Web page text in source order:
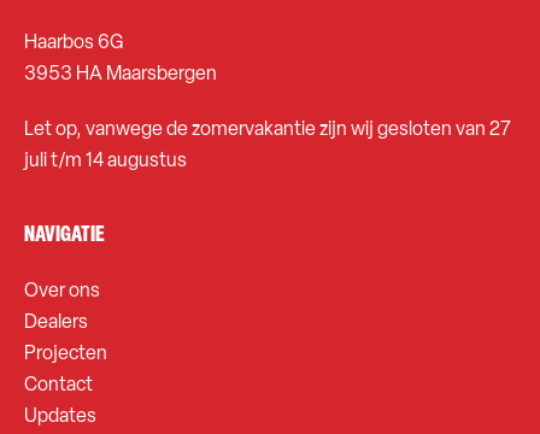
Haarbos 6G
3953 HA Maarsbergen
Let op, vanwege de zomervakantie zijn wij gesloten van 27
juli t/m 14 augustus
NAVIGATIE
Over ons
Dealers
Projecten
Contact
Updates